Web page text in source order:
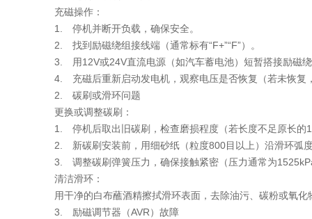
磁操作：
停机并断开负载，确保安全。
找到励磁绕组接线端（通常标有“F+”“F”）。
用12V或24V直流电源（如汽车蓄电池）短暂搭接励磁绕组（
充磁后重新启动发电机，观察电压是否恢复（若未恢复，可
碳刷或滑环问题
换或调整碳刷：
停机后取出旧碳刷，检查磨损程度（若长度不足原长的1/
新碳刷安装前，用细砂纸（粒度800目以上）沿滑环弧度
调整碳刷弹簧压力，确保接触紧密（压力通常为
洁滑环：
干净的白布蘸酒精擦拭滑环表面，去除油污、碳粉或氧化物；
励磁调节器（AVR）故障